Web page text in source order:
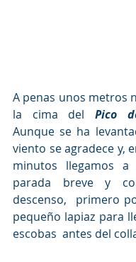
A penas unos metros
la cima del
Pico
Aunque se ha
viento se agradece y,
minutos llegamos
parada breve y
descenso,  primero
pequeño lapiaz para
escobas  antes del